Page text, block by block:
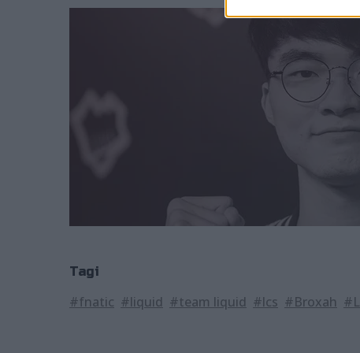
Tagi
#fnatic #liquid #team liquid #lcs #Broxah